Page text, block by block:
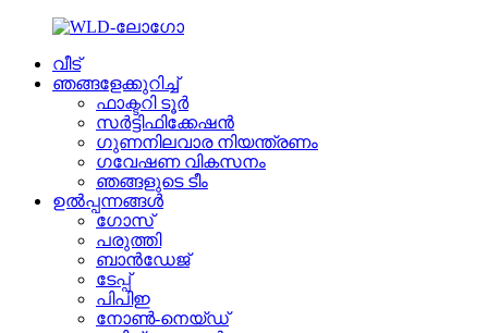
വീട്
ഞങ്ങളേക്കുറിച്ച്
ഫാക്ടറി ടൂർ
സർട്ടിഫിക്കേഷൻ
ഗുണനിലവാര നിയന്ത്രണം
ഗവേഷണ വികസനം
ഞങ്ങളുടെ ടീം
ഉൽപ്പന്നങ്ങൾ
ഗോസ്
പരുത്തി
ബാൻഡേജ്
ടേപ്പ്
പിപിഇ
നോൺ-നെയ്‌ഡ്